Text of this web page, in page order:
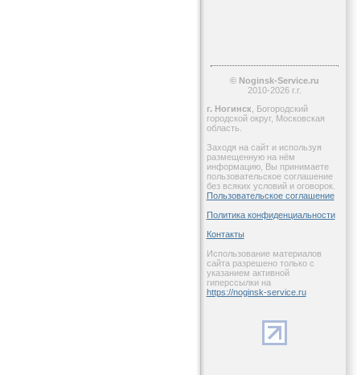
© Noginsk-Service.ru
2010-2026 г.г.
г. Ногинск , Богородский
городской округ, Московская
область.
Заходя на сайт и используя
размещенную на нём
информацию, Вы принимаете
пользовательское соглашение
без всяких условий и оговорок.
Пользовательское соглашение
Политика конфиденциальности
Контакты
Использование материалов
сайта разрешено только с
указанием активной
гиперссылки на
https://noginsk-service.ru